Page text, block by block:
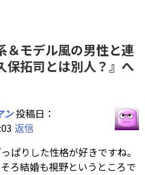
＆モデル風の男性と連
保拓司とは別人？』へ
ン投稿日：
返信
ぱりした性格が好きですね。
ろ結婚も視野というところで